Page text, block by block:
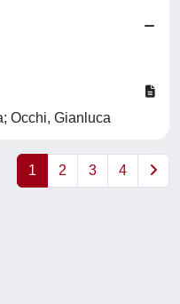
Occhi, Gianluca
1 2 3 4